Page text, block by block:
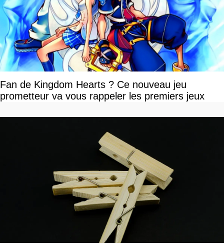
Fan de Kingdom Hearts ? Ce nouveau jeu
prometteur va vous rappeler les premiers jeux